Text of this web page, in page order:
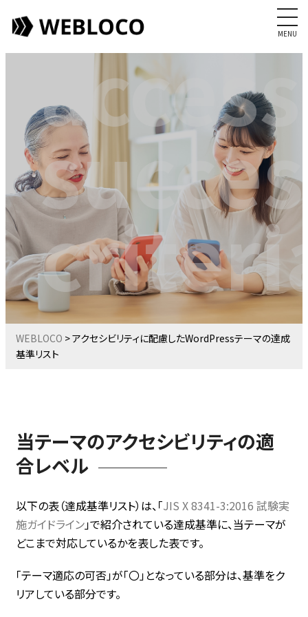
MENU
WEBLOCO >アクセシビリティに配慮したWordPressテーマの達成
基準リスト
当テーマのアクセシビリティの適
合レベル
以下の表（達成基準リスト）は、「JIS X 8341-3:2016 試験実
施ガイドライン」で紹介されている達成基準に、当テーマが
どこまで対応しているかを表した表です。
「テーマ適応の可否」が「〇」となっている部分は、基準をク
リアしている部分です。